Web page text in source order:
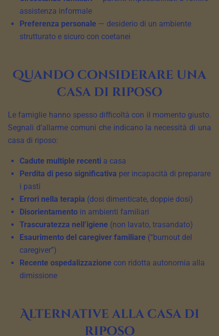
assistenza informale
Preferenza personale — desiderio di un ambiente
strutturato e sicuro con coetanei
Quando considerare una
casa di riposo
Le famiglie hanno spesso difficoltà con il momento giusto.
Segnali d’allarme comuni che indicano la necessità di una
casa di riposo:
Cadute multiple recenti a casa
Perdita di peso significativa per incapacità di preparare
i pasti
Errori nella terapia (dosi dimenticate, doppie dosi)
Disorientamento in ambienti familiari
Trascuratezza nell’igiene (non lavato, trasandato)
Esaurimento del caregiver familiare (“burnout del
caregiver”)
Recente ospedalizzazione con ridotta autonomia alla
dimissione
Alternative alla casa di
riposo